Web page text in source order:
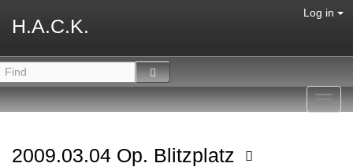
H.A.C.K.
Log in
2009.03.04 Op. Blitzplatz